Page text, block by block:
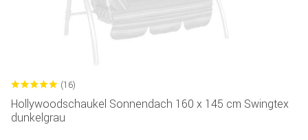
(16)
Hollywoodschaukel Sonnendach 160 x 145 cm Swingtex
dunkelgrau